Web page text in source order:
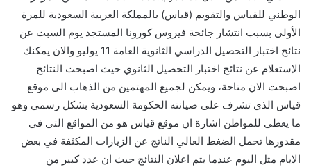
الوطني للقياس والتقويم (قياس) بالمملكة العربية السعودية للمرة
الأولى بسبب انتشار جائحة فيروس كورونا المستجد يوم السبت عن
نتائج اختبار التحصيل الدراسي الثانوية العامة 11 يوليو والان يمكنك
الإستعلام عن نتائج اختبار التحصيل الثانوي حيث اصبحت النتائج
اصبحت الان متاحة، ويمكن لجميع المهتمين من الذهاب الى موقع
قياس الذي تشرف على صيانته الحكومة السعودية بشكل رسمي وهو
ما يعطي للمواطن اشارة ان موقع قياس هو من المواقع التي في
مقدورها تحمل الضغط العالي الناتج عن الزيارات المكثفة في بعض
الايام مثل اليوم عندما يتم اعلان النتائج حيث ان عدد كبير من